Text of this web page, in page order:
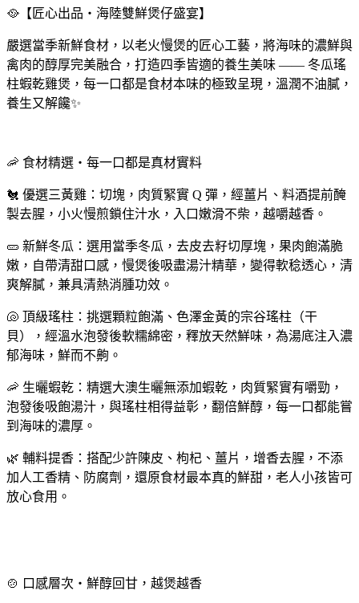
🥘【匠心出品・海陸雙鮮煲仔盛宴】
嚴選當季新鮮食材，以老火慢煲的匠心工藝，將海味的濃鮮與
禽肉的醇厚完美融合，打造四季皆適的養生美味 —— 冬瓜瑤
柱蝦乾雞煲，每一口都是食材本味的極致呈現，溫潤不油膩，
養生又解饞✨
🦐 食材精選・每一口都是真材實料
🐔 優選三黃雞：切塊，肉質緊實 Q 彈，經薑片、料酒提前醃
製去腥，小火慢煎鎖住汁水，入口嫩滑不柴，越嚼越香。
🥒 新鮮冬瓜：選用當季冬瓜，去皮去籽切厚塊，果肉飽滿脆
嫩，自帶清甜口感，慢煲後吸盡湯汁精華，變得軟稔透心，清
爽解膩，兼具清熱消腫功效。
🐚 頂級瑤柱：挑選顆粒飽滿、色澤金黃的宗谷瑤柱（干
貝），經溫水泡發後軟糯綿密，釋放天然鮮味，為湯底注入濃
郁海味，鮮而不齁。
🦐 生曬蝦乾：精選大澳生曬無添加蝦乾，肉質緊實有嚼勁，
泡發後吸飽湯汁，與瑤柱相得益彰，翻倍鮮醇，每一口都能嘗
到海味的濃厚。
🌿 輔料提香：搭配少許陳皮、枸杞、薑片，增香去腥，不添
加人工香精、防腐劑，還原食材最本真的鮮甜，老人小孩皆可
放心食用。
🍲 口感層次・鮮醇回甘，越煲越香